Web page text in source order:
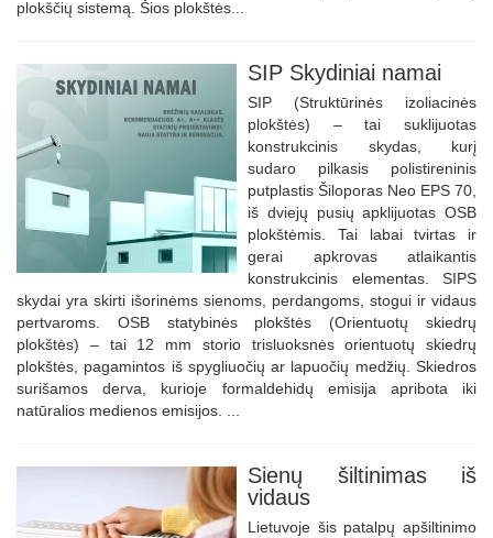
plokščių sistemą. Šios plokštės...
SIP Skydiniai namai
SIP (Struktūrinės izoliacinės
plokštės) – tai suklijuotas
konstrukcinis skydas, kurį
sudaro pilkasis polistireninis
putplastis Šiloporas Neo EPS 70,
iš dviejų pusių apklijuotas OSB
plokštėmis. Tai labai tvirtas ir
gerai apkrovas atlaikantis
konstrukcinis elementas. SIPS
skydai yra skirti išorinėms sienoms, perdangoms, stogui ir vidaus
pertvaroms. OSB statybinės plokštės (Orientuotų skiedrų
plokštės) – tai 12 mm storio trisluoksnės orientuotų skiedrų
plokštės, pagamintos iš spygliuočių ar lapuočių medžių. Skiedros
surišamos derva, kurioje formaldehidų emisija apribota iki
natūralios medienos emisijos. ...
Sienų šiltinimas iš
vidaus
Lietuvoje šis patalpų apšiltinimo